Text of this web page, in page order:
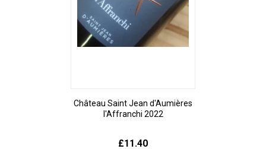
Château Saint Jean d'Aumières
l'Affranchi 2022
£11.40